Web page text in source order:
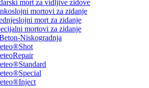
mort za vidljive zidove
mortovi za zidanje
mort za zidanje
mortovi za zidanje
Niskogradnja